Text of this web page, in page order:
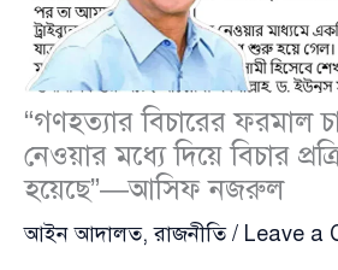
“গণহত্যার বিচারের ফরমাল
নেওয়ার মধ্যে দিয়ে বিচার
হয়েছে”—আসিফ নজরুল
আইন আদালত,রাজনীতি/ Leave a